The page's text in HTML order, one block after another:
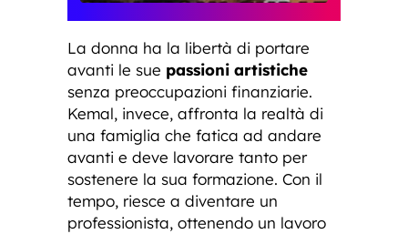
La donna ha la libertà di portare
avanti le sue passioni artistiche
senza preoccupazioni finanziarie.
Kemal, invece, affronta la realtà di
una famiglia che fatica ad andare
avanti e deve lavorare tanto per
sostenere la sua formazione. Con il
tempo, riesce a diventare un
professionista, ottenendo un lavoro